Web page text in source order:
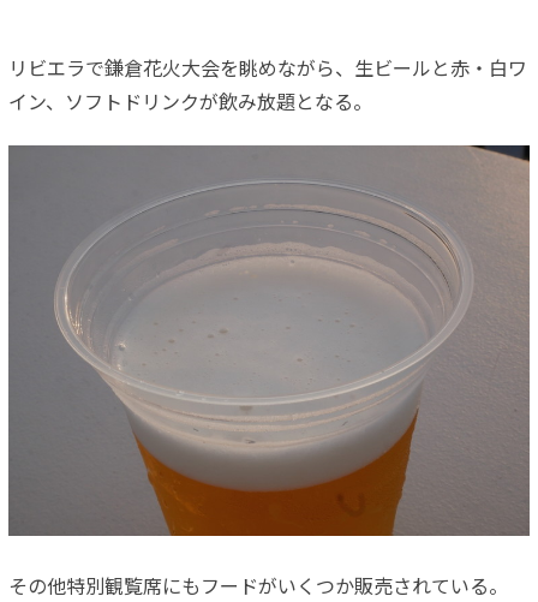
リビエラで鎌倉花火大会を眺めながら、生ビールと赤・白ワ
イン、ソフトドリンクが飲み放題となる。
その他特別観覧席にもフードがいくつか販売されている。